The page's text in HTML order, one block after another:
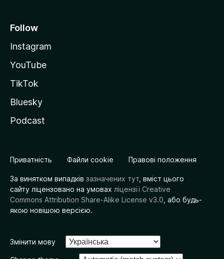
Follow
Instagram
YouTube
TikTok
Bluesky
Podcast
Приватність Файли cookie Правові положення
За винятком випадків зазначених тут , вміст цього
сайту ліцензовано на умовах ліцензії Creative
Commons Attribution Share-Alike License v3.0 , або будь-
якою новішою версією.
Змінити мову